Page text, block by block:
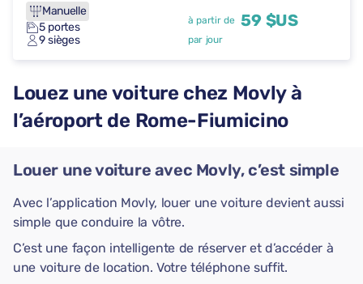
Manuelle
5 portes
9 sièges
à partir de 59 $US
par jour
Louez une voiture chez Movly à
l’aéroport de Rome-Fiumicino
Louer une voiture avec Movly, c’est simple
Avec l’application Movly, louer une voiture devient aussi
simple que conduire la vôtre.
C’est une façon intelligente de réserver et d’accéder à
une voiture de location. Votre téléphone suffit.